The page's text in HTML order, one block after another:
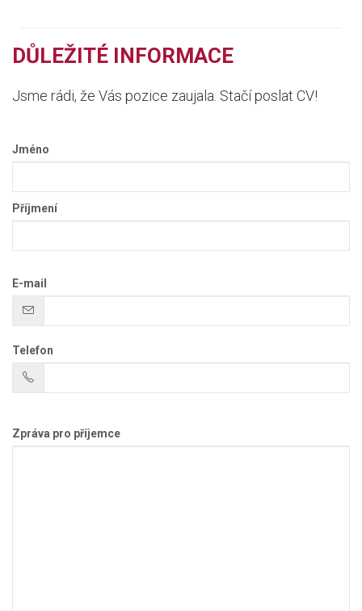
DŮLEŽITÉ INFORMACE
Jsme rádi, že Vás pozice zaujala. Stačí poslat CV!
Jméno
Příjmení
E-mail
Telefon
Zpráva pro příjemce